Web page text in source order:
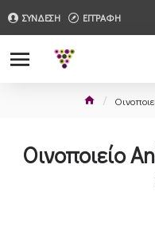
ΣΥΝΔΕΣΗ ΕΓΓΡΑΦΗ
Οινοποιείο